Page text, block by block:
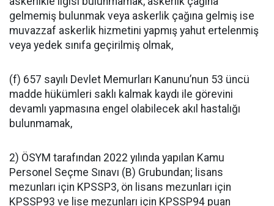
gelmemiş bulunmak veya askerlik çağına gelmiş ise
muvazzaf askerlik hizmetini yapmış yahut ertelenmiş
veya yedek sınıfa geçirilmiş olmak,
(f) 657 sayılı Devlet Memurları Kanunu’nun 53 üncü
madde hükümleri saklı kalmak kaydı ile görevini
devamlı yapmasına engel olabilecek akıl hastalığı
bulunmamak,
2) ÖSYM tarafından 2022 yılında yapılan Kamu
Personel Seçme Sınavı (B) Grubundan; lisans
mezunları için KPSSP3, ön lisans mezunları için
KPSSP93 ve lise mezunları için KPSSP94 puan